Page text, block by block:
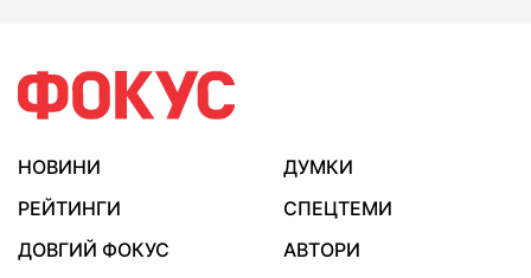
НОВИНИ
ДУМКИ
РЕЙТИНГИ
СПЕЦТЕМИ
ДОВГИЙ ФОКУС
АВТОРИ